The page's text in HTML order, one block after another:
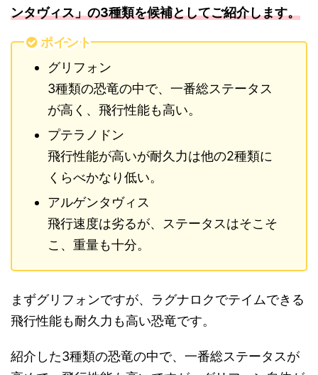
ンタヴィス」の3種類を候補としてご紹介します。
ポイント
グリフォン
3種類の恐竜の中で、一番総ステータス
が高く、飛行性能も高い。
プテラノドン
飛行性能が高いが耐久力は他の2種類に
くらべかなり低い。
アルゲンタヴィス
飛行速度は劣るが、ステータスはそこそ
こ、重量も十分。
まずグリフォンですが、ラグナロクでテイムできる
飛行性能も耐久力も高い恐竜です。
紹介した3種類の恐竜の中で、一番総ステータスが